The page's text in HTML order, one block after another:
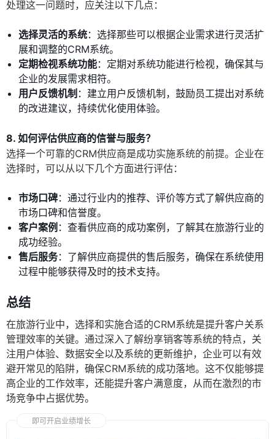
处理这一问题时，应关注以下几点：
选择灵活的系统：选择那些可以根据企业需求进行灵活扩
展和调整的CRM系统。
定期检视系统功能：定期对系统功能进行检视，确保其与
企业的发展需求相符。
用户反馈机制 ：建立用户反馈机制，鼓励员工提出对系统
的改进建议，持续优化使用体验。
8. 如何评估供应商的信誉与服务？
选择一个可靠的CRM供应商是成功实施系统的前提。企业在
选择时，可以从以下几个方面进行评估：
市场口碑：通过行业内的推荐、评价等方式了解供应商的
市场口碑和信誉度。
客户案例 ：查看供应商的成功案例，了解其在旅游行业的
成功经验。
售后服务：了解供应商提供的售后服务，确保在系统使用
过程中能够获得及时的技术支持。
总结
在旅游行业中，选择和实施合适的CRM系统是提升客户关系
管理效率的关键。通过深入了解纷享销客等系统的特点，关
注用户体验、数据安全以及系统的更新维护，企业可以有效
避开常见的陷阱，确保CRM系统的成功落地。这不仅能够提
高企业的工作效率，还能提升客户满意度，从而在激烈的市
场竞争中占据优势。
即可开启业绩增长